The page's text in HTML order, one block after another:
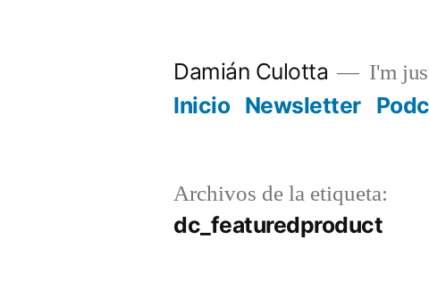
Damián Culotta I'm
Inicio Newsletter
Archivos de la etiqueta:
dc_featuredproduct